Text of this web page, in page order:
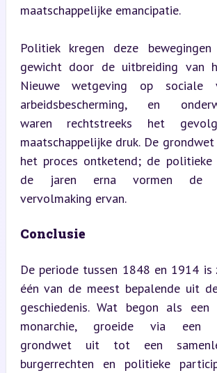
maatschappelijke emancipatie.
Politiek kregen deze
gewicht door de uitbreiding van
Nieuwe wetgeving op sociale
arbeidsbescherming, en
waren rechtstreeks het
maatschappelijke druk. De
het proces ontketend; de
de jaren erna vormen de
vervolmaking ervan.
Conclusie
De periode tussen 1848 en 1914
één van de meest bepalende uit
geschiedenis. Wat begon als
monarchie, groeide via een
grondwet uit tot een
burgerrechten en politieke